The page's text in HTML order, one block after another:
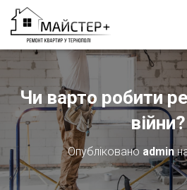
Чи варто робити
війни?
Опубліковано admin